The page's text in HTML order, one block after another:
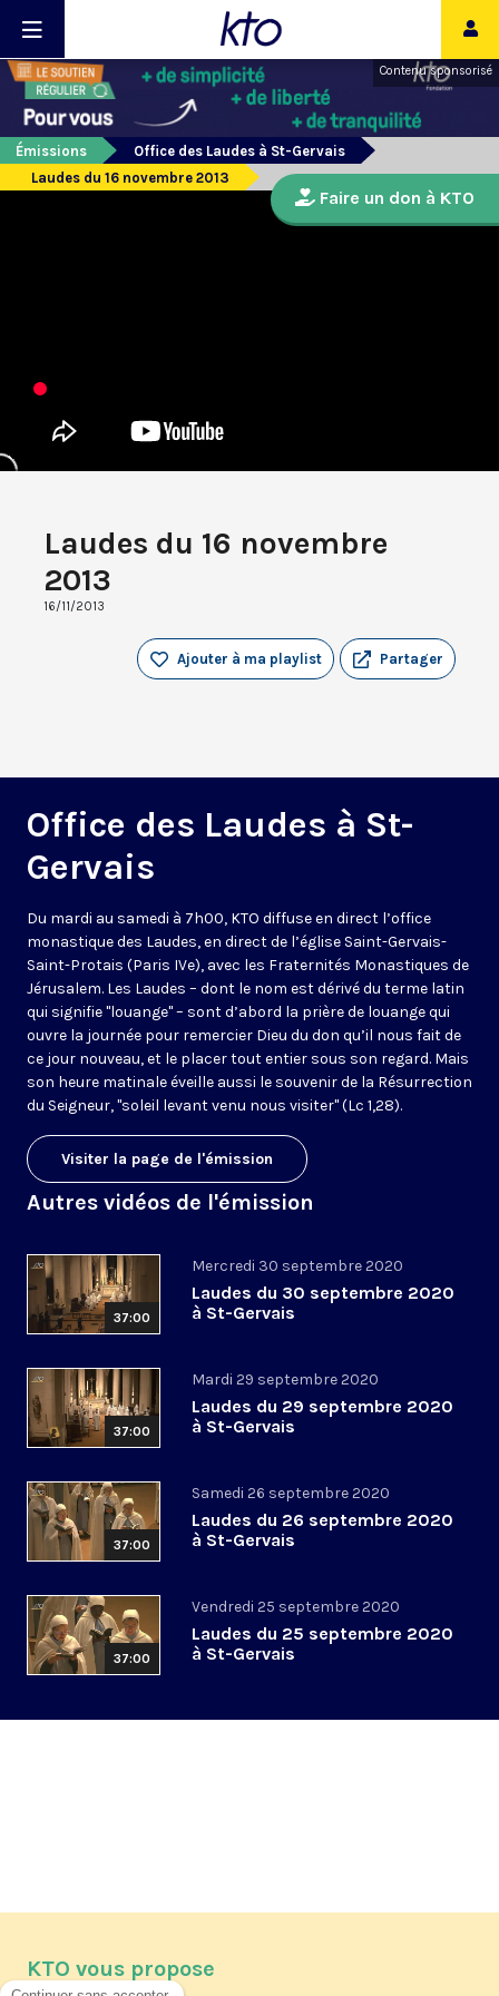
Contenu sponsorisé
Émissions
Office des Laudes à St-Gervais
Laudes du 16 novembre 2013
Laudes du 16 novembre
2013
16/11/2013
Partager
Ajouter à ma playlist
Office des Laudes à St-
Gervais
Du mardi au samedi à 7h00, KTO diffuse en direct l’office
monastique des Laudes, en direct de l’église Saint-Gervais-
Saint-Protais (Paris IVe), avec les Fraternités Monastiques de
Jérusalem. Les Laudes – dont le nom est dérivé du terme latin
qui signifie "louange" – sont d’abord la prière de louange qui
ouvre la journée pour remercier Dieu du don qu’il nous fait de
ce jour nouveau, et le placer tout entier sous son regard. Mais
son heure matinale éveille aussi le souvenir de la Résurrection
du Seigneur, "soleil levant venu nous visiter" (Lc 1,28).
Visiter la page de l'émission
Autres vidéos de l'émission
37:00
Mercredi 30 septembre 2020
Laudes du 30 septembre 2020
à St-Gervais
37:00
Mardi 29 septembre 2020
Laudes du 29 septembre 2020
à St-Gervais
37:00
Samedi 26 septembre 2020
Laudes du 26 septembre 2020
à St-Gervais
37:00
Vendredi 25 septembre 2020
Laudes du 25 septembre 2020
à St-Gervais
Faire un don à KTO
KTO vous propose